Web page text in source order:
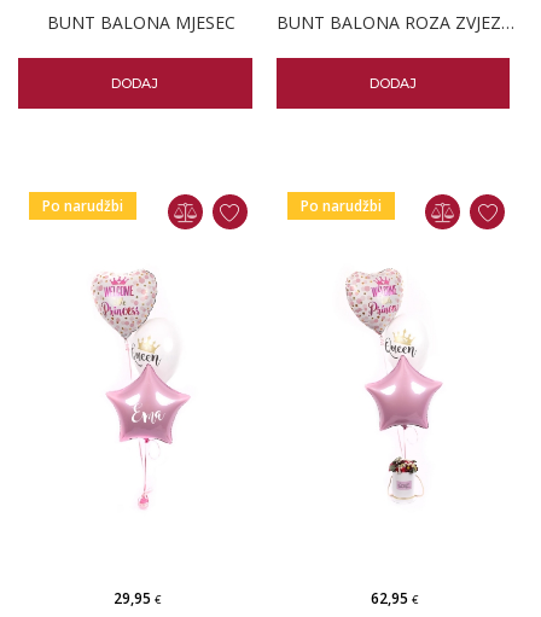
BUNT BALONA MJESEC
DODAJ
BUNT BALONA ROZA ZVJEZDICA
DODAJ
Po narudžbi
29,95 €
Po narudžbi
62,95€